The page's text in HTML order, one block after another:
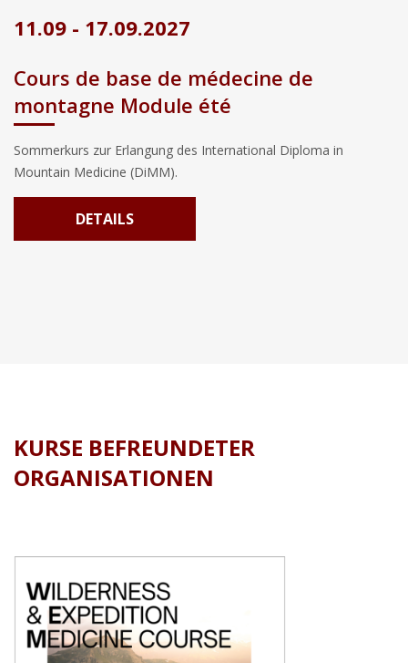
11.09 - 17.09.2027
Cours de base de médecine de
montagne Module été
Sommerkurs zur Erlangung des International Diploma in
Mountain Medicine (DiMM).
DETAILS
KURSE BEFREUNDETER
ORGANISATIONEN